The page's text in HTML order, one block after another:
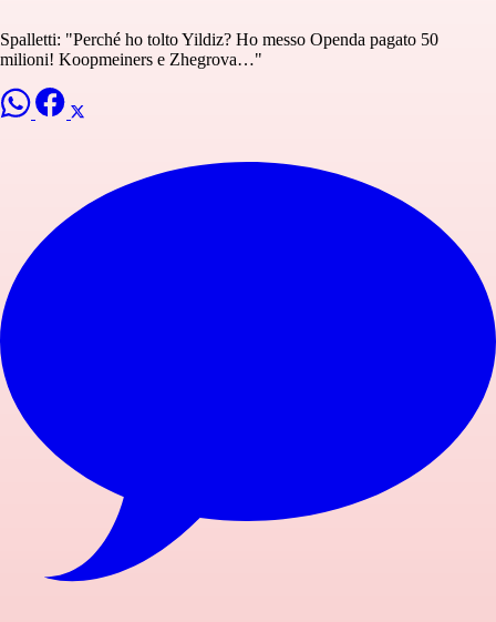
Spalletti: "Perché ho tolto Yildiz? Ho messo Openda pagato 50
milioni! Koopmeiners e Zhegrova…"